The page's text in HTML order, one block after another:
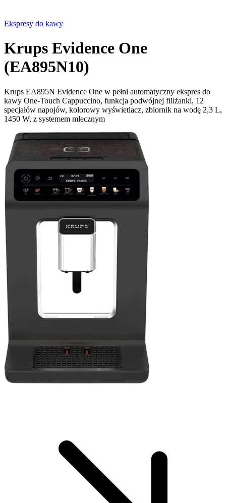
Ekspresy do kawy
Krups Evidence One
(EA895N10)
Krups EA895N Evidence One w pełni automatyczny ekspres do
kawy One-Touch Cappuccino, funkcja podwójnej filiżanki, 12
specjałów napojów, kolorowy wyświetlacz, zbiornik na wodę 2,3 L,
1450 W, z systemem mlecznym